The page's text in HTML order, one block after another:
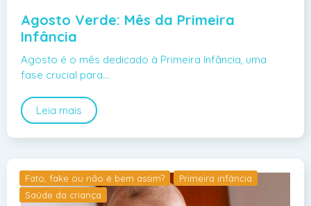
Agosto Verde: Mês da Primeira
Infância
Agosto é o mês dedicado à Primeira Infância, uma
fase crucial para…
Leia mais
Fato, fake ou não é bem assim?
Primeira infância
Saúde da criança